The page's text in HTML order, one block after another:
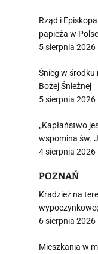
Rząd i
papieża w
5 sierpnia 2026
Śnieg w środku
Bożej Śnieżnej
5 sierpnia 2026
„Kapłaństwo
wspomina św.
4 sierpnia 2026
POZNAŃ
Kradzież na
6 sierpnia 2026
Mieszkania w